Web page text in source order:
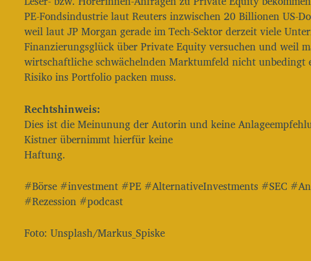
PE-Fondsindustrie laut Reuters inzwischen 20 Billionen US-
weil laut JP Morgan gerade im Tech-Sektor derzeit viele
Finanzierungsglück über Private Equity versuchen und weil
wirtschaftliche schwächelnden Marktumfeld nicht unbedingt
Risiko ins Portfolio packen muss.
Rechtshinweis:
Dies ist die Meinunung der Autorin und keine
Kistner übernimmt hierfür keine
Haftung.
#Börse #investment #PE #AlternativeInvestments #SEC
#Rezession #podcast
Foto: Unsplash/Markus_Spiske